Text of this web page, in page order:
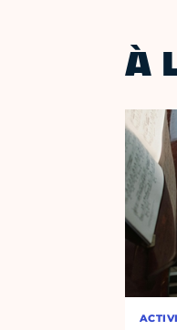
À